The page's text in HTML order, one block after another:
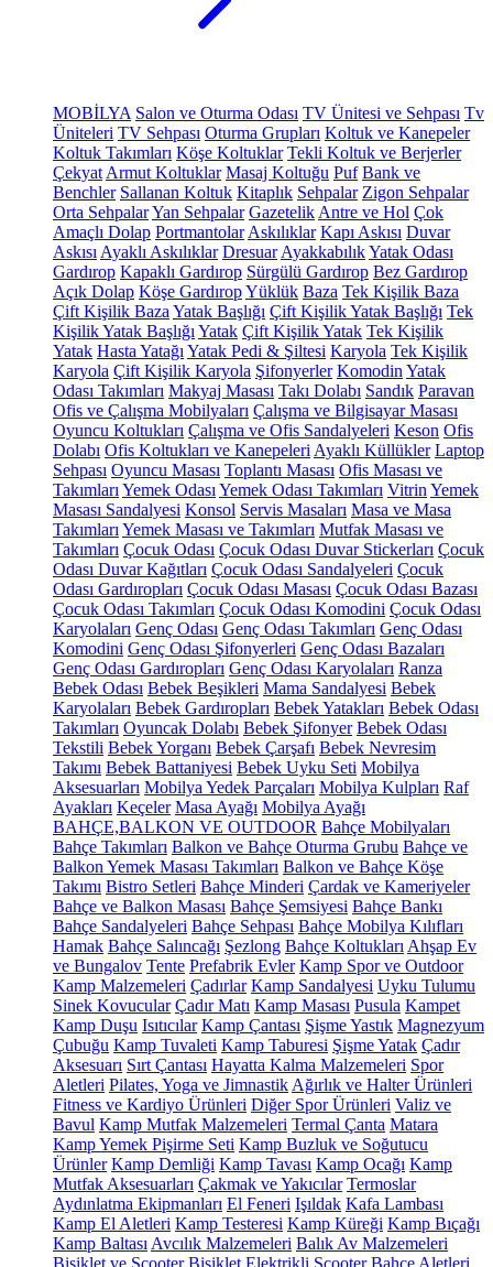
MOBİLYA Salon ve Oturma Odası TV Ünitesi ve Sehpası Tv
Üniteleri TV Sehpası Oturma Grupları Koltuk ve Kanepeler
Koltuk Takımları Köşe Koltuklar Tekli Koltuk ve Berjerler
Çekyat Armut Koltuklar Masaj Koltuğu Puf Bank ve
Benchler Sallanan Koltuk Kitaplık Sehpalar Zigon Sehpalar
Orta SehpalarYan Sehpalar Gazetelik Antre ve Hol Çok
Amaçlı Dolap Portmantolar Askılıklar Kapı Askısı Duvar
Askısı Ayaklı Askılıklar Dresuar AyakkabılıkYatak Odası
Gardırop Kapaklı Gardırop Sürgülü Gardırop Bez Gardırop
Açık Dolap Köşe GardıropYüklük Baza Tek Kişilik Baza
Çift Kişilik Baza Yatak Başlığı Çift Kişilik Yatak Başlığı Tek
Kişilik Yatak Başlığı Yatak Çift Kişilik Yatak Tek Kişilik
Yatak Hasta Yatağı Yatak Pedi & Şiltesi Karyola Tek Kişilik
Karyola Çift Kişilik Karyola Şifonyerler Komodin Yatak
Odası Takımları Makyaj Masası Takı Dolabı Sandık Paravan
Ofis ve Çalışma Mobilyaları Çalışma ve Bilgisayar Masası
Oyuncu Koltukları Çalışma ve Ofis Sandalyeleri Keson Ofis
Dolabı Ofis Koltukları ve Kanepeleri Ayaklı Küllükler Laptop
Sehpası Oyuncu Masası Toplantı Masası Ofis Masası ve
Takımları Yemek Odası Yemek Odası Takımları Vitrin Yemek
Masası Sandalyesi Konsol Servis Masaları Masa ve Masa
Takımları Yemek Masası ve Takımları Mutfak Masası ve
Takımları Çocuk Odası Çocuk Odası Duvar Stickerları Çocuk
Odası Duvar Kağıtları Çocuk Odası Sandalyeleri Çocuk
Odası Gardıropları Çocuk Odası Masası Çocuk Odası Bazası
Çocuk Odası Takımları Çocuk Odası Komodini Çocuk Odası
Karyolaları Genç Odası Genç Odası Takımları Genç Odası
Komodini Genç Odası Şifonyerleri Genç Odası Bazaları
Genç Odası Gardıropları Genç Odası Karyolaları Ranza
Bebek Odası Bebek Beşikleri Mama Sandalyesi Bebek
Karyolaları Bebek Gardıropları Bebek Yatakları Bebek Odası
Takımları Oyuncak Dolabı Bebek Şifonyer Bebek Odası
Tekstili Bebek Yorganı Bebek Çarşafı Bebek Nevresim
Takımı Bebek Battaniyesi Bebek Uyku Seti Mobilya
Aksesuarları Mobilya Yedek Parçaları Mobilya Kulpları Raf
Ayakları Keçeler Masa Ayağı Mobilya Ayağı
BAHÇE,BALKON VE OUTDOOR Bahçe Mobilyaları
Bahçe Takımları Balkon ve Bahçe Oturma Grubu Bahçe ve
Balkon Yemek Masası Takımları Balkon ve Bahçe Köşe
Takımı Bistro Setleri Bahçe Minderi Çardak ve Kameriyeler
Bahçe ve Balkon Masası Bahçe Şemsiyesi Bahçe Bankı
Bahçe Sandalyeleri Bahçe Sehpası Bahçe Mobilya Kılıfları
Hamak Bahçe Salıncağı Şezlong Bahçe Koltukları Ahşap Ev
ve Bungalov Tente Prefabrik Evler Kamp Spor ve Outdoor
Kamp Malzemeleri Çadırlar Kamp Sandalyesi Uyku Tulumu
Sinek Kovucular Çadır Matı Kamp Masası Pusula Kampet
Kamp Duşu Isıtıcılar Kamp Çantası Şişme Yastık Magnezyum
Çubuğu Kamp Tuvaleti Kamp Taburesi Şişme Yatak Çadır
Aksesuarı Sırt Çantası Hayatta Kalma Malzemeleri Spor
Aletleri Pilates, Yoga ve Jimnastik Ağırlık ve Halter Ürünleri
Fitness ve Kardiyo Ürünleri Diğer Spor Ürünleri Valiz ve
Bavul Kamp Mutfak Malzemeleri Termal Çanta Matara
Kamp Yemek Pişirme Seti Kamp Buzluk ve Soğutucu
Ürünler Kamp Demliği Kamp Tavası Kamp Ocağı Kamp
Mutfak Aksesuarları Çakmak ve Yakıcılar Termoslar
Aydınlatma Ekipmanları El Feneri Işıldak Kafa Lambası
Kamp El Aletleri Kamp Testeresi Kamp Küreği Kamp Bıçağı
Kamp Baltası Avcılık Malzemeleri Balık Av Malzemeleri
Bisiklet ve Scooter Bisiklet Elektrikli Scooter Bahçe Aletleri